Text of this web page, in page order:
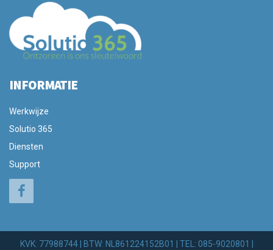
INFORMATIE
Werkwijze
Solutio 365
Diensten
Support
KVK: 77988744 | BTW: NL861224152B01 | TEL: 085-9020801 |